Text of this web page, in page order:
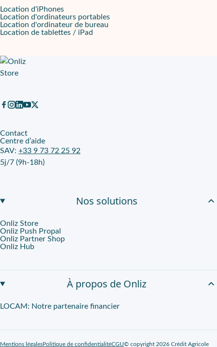
Location d'iPhones
Location d'ordinateurs portables
Location d'ordinateur de bureau
Location de tablettes / iPad
Contact
Centre d’aide
SAV: +33 9 73 72 25 92
5j/7 (9h-18h)
Nos solutions
Onliz Store
Onliz Push Propal
Onliz Partner Shop
Onliz Hub
À propos de Onliz
LOCAM: Notre partenaire financier
Mentions légalesPolitique de confidentialitéCGU© copyright 2026 Crédit Agricole